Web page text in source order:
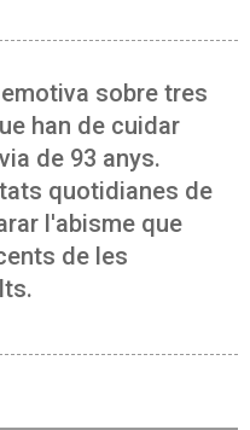
sobre tres
han de cuidar
de 93 anys.
quotidianes de
l'abisme que
de les